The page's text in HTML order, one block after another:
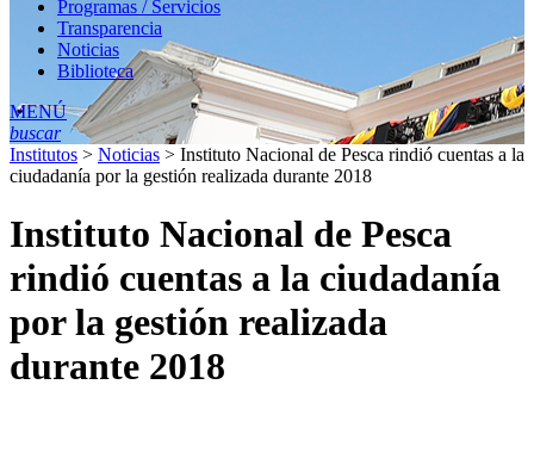
Programas / Servicios
Transparencia
Noticias
Biblioteca
MENÚ
buscar
Institutos > Noticias > Instituto Nacional de Pesca rindió cuentas a la
ciudadanía por la gestión realizada durante 2018
Instituto Nacional de Pesca
rindió cuentas a la ciudadanía
por la gestión realizada
durante 2018